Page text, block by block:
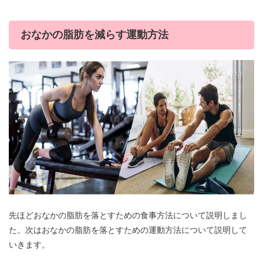
おなかの脂肪を減らす運動方法
先ほどおなかの脂肪を落とすための食事方法について説明しまし
た。次はおなかの脂肪を落とすための運動方法について説明して
いきます。